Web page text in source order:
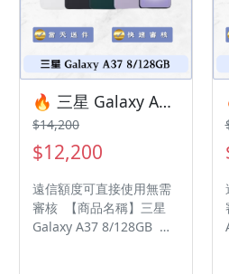
• 店家擁有隨時修改、變
更、暫停活動之權利 下單
前請先私訊和加LINE來幫
您安排快速審核及回報審
核進度 LINE
ID:@kjg6280d 大呼小叫
辰通訊行 雲林縣虎尾鎮林
森路二段200號 電話:05-
6339809 在地經營12年店
🔥 三星 Galaxy A37 8/128GB 有額度快速過件 🎯 想換新機？現在就是最佳時機！現貨當天審件當天過件即可以馬上寄出
$14,200
$12,200
遠信額度可直接使用無需
審核 【商品名稱】三星
Galaxy A37 8/128GB